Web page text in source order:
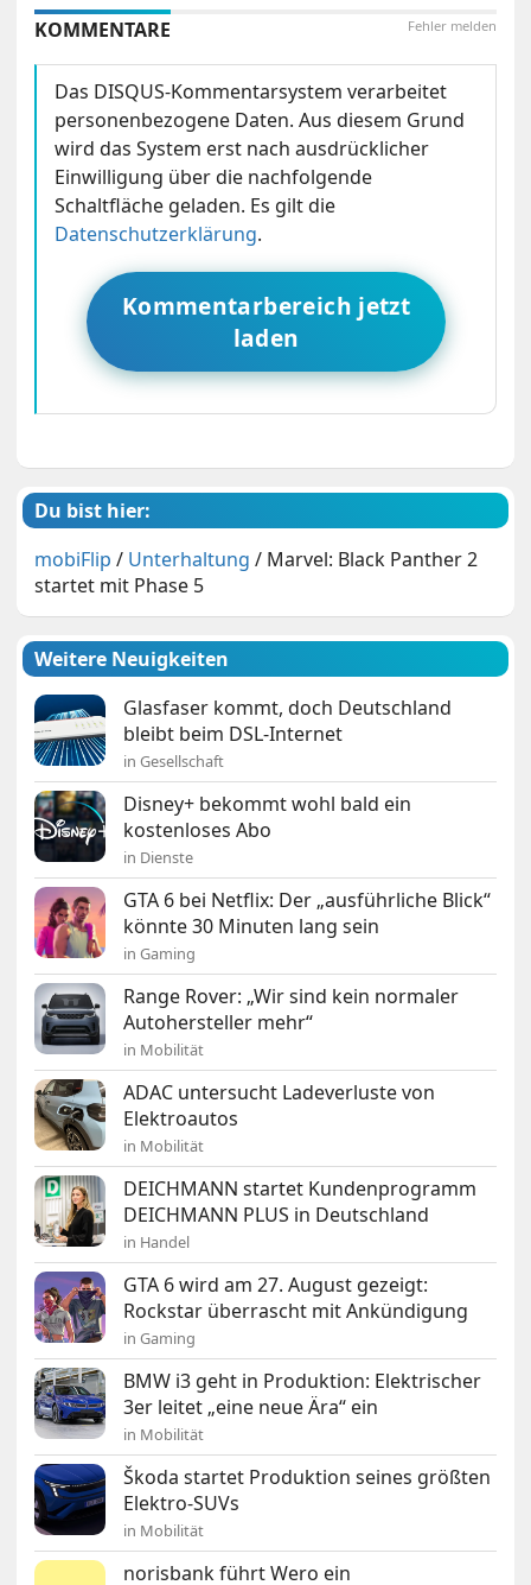
Fehler melden
KOMMENTARE
Das DISQUS-Kommentarsystem verarbeitet
personenbezogene Daten. Aus diesem Grund
wird das System erst nach ausdrücklicher
Einwilligung über die nachfolgende
Schaltfläche geladen. Es gilt die
Datenschutzerklärung.
Kommentarbereich jetzt
laden
Du bist hier:
mobiFlip / Unterhaltung / Marvel: Black Panther 2
startet mit Phase 5
Weitere Neuigkeiten
Glasfaser kommt, doch Deutschland
bleibt beim DSL-Internet
in Gesellschaft
Disney+ bekommt wohl bald ein
kostenloses Abo
in Dienste
GTA 6 bei Netflix: Der „ausführliche Blick“
könnte 30 Minuten lang sein
in Gaming
Range Rover: „Wir sind kein normaler
Autohersteller mehr“
in Mobilität
ADAC untersucht Ladeverluste von
Elektroautos
in Mobilität
DEICHMANN startet Kundenprogramm
DEICHMANN PLUS in Deutschland
in Handel
GTA 6 wird am 27. August gezeigt:
Rockstar überrascht mit Ankündigung
in Gaming
BMW i3 geht in Produktion: Elektrischer
3er leitet „eine neue Ära“ ein
in Mobilität
Škoda startet Produktion seines größten
Elektro-SUVs
in Mobilität
norisbank führt Wero ein